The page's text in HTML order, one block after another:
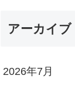
アーカイブ
2026年7月